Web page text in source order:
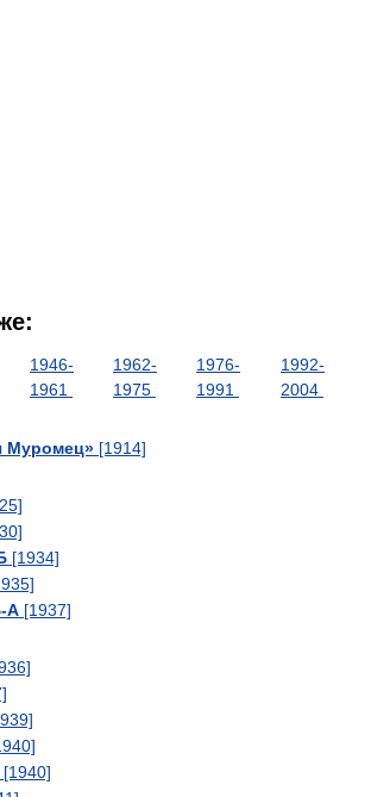
1946-
1961
1962-
1975
1976-
1991
1992-
2004
Муромец» [1914]
[1934]
А [1937]
[1940]